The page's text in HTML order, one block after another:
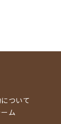
ついて
ム